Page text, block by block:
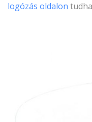
logózás oldalon